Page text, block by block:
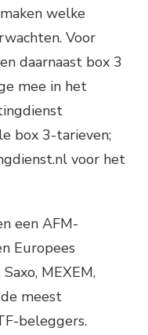
welke
Voor
daarnaast box 3
mee in het
box 3-tarieven;
voor het
een AFM-
Europees
MEXEM,
meest
beleggers.